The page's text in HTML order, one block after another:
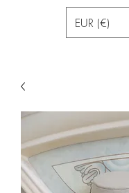
EUR (€)